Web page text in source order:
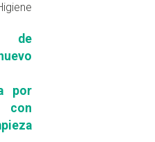
de
por